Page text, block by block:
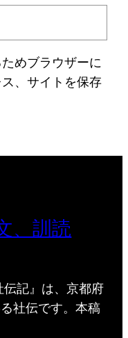
めブラウザーに
、サイトを保存
、訓読
伝記』は、京都府
社伝です。本稿